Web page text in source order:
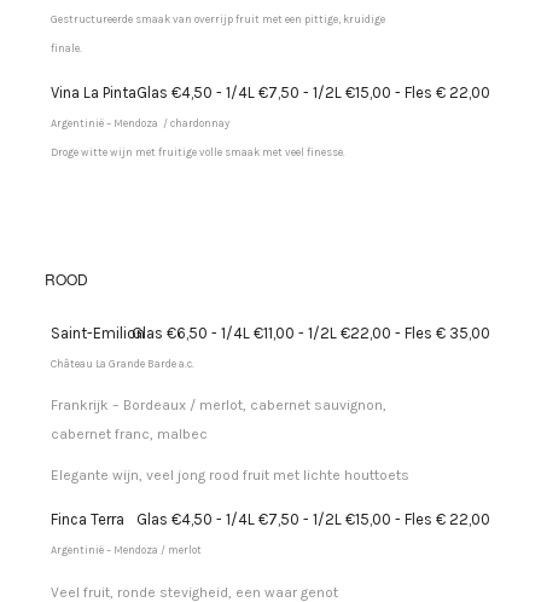
Gestructureerde smaak van overrijp fruit met een pittige, kruidige
finale.
Vina La PintaGlas €4,50 - 1/4L €7,50 - 1/2L €15,00 - Fles € 22,00
Argentinië – Mendoza / chardonnay
Droge witte wijn met fruitige volle smaak met veel finesse.
ROOD
Saint-EmilionGlas €6,50 - 1/4L €11,00 - 1/2L €22,00 - Fles € 35,00
Château La Grande Barde a.c.
Frankrijk – Bordeaux / merlot, cabernet sauvignon,
cabernet franc, malbec
Elegante wijn, veel jong rood fruit met lichte houttoets
Finca Terra Glas €4,50 - 1/4L €7,50 - 1/2L €15,00 - Fles € 22,00
Argentinië – Mendoza / merlot
Veel fruit, ronde stevigheid, een waar genot